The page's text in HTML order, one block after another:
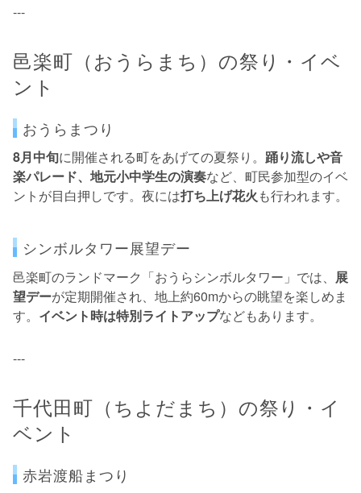
---
邑楽町（おうらまち）の祭り・イベ
ント
おうらまつり
8月中旬に開催される町をあげての夏祭り。 踊り流しや音
楽パレード、地元小中学生の演奏など、町民参加型のイベ
ントが目白押しです。夜には打ち上げ花火も行われます。
シンボルタワー展望デー
邑楽町のランドマーク「おうらシンボルタワー」では、 展
望デーが定期開催され、地上約60mからの眺望を楽しめま
す。 イベント時は特別ライトアップなどもあります。
---
千代田町（ちよだまち）の祭り・イ
ベント
赤岩渡船まつり